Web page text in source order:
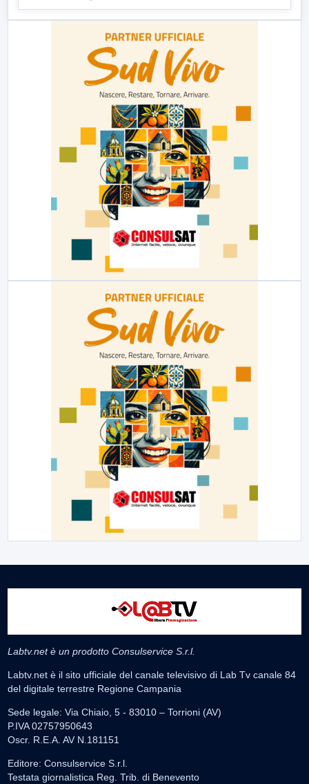
Labtv.net è un prodotto Consulservice S.r.l.
Labtv.net è il sito ufficiale del canale televisivo di Lab Tv canale 84
del digitale terrestre Regione Campania
Sede legale: Via Chiaio, 5 - 83010 – Torrioni (AV)
P.IVA 02757950643
Oscr. R.E.A. AV N.181151
Editore: Consulservice S.r.l.
Testata giornalistica Reg. Trib. di Benevento